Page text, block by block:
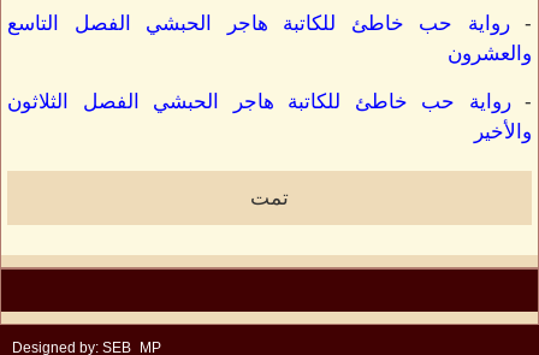
-رواية حب خاطئ للكاتبة هاجر الحبشي الفصل التاسع
والعشرون
-رواية حب خاطئ للكاتبة هاجر الحبشي الفصل الثلاثون
والأخير
تمت
Designed by: SEB_MP